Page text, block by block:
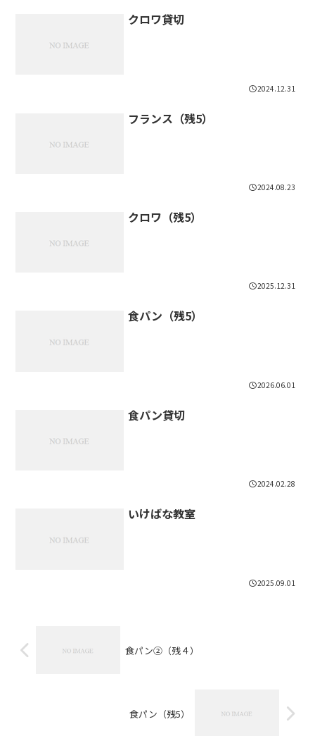
クロワ貸切
2024.12.31
フランス（残5）
2024.08.23
クロワ（残5）
2025.12.31
食パン（残5）
2026.06.01
食パン貸切
2024.02.28
いけばな教室
2025.09.01
食パン②（残４）
食パン（残5）